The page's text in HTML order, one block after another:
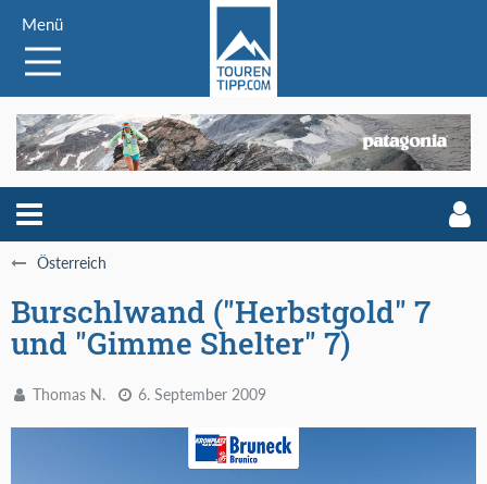
Menü
Österreich
Burschlwand ("Herbstgold" 7
und "Gimme Shelter" 7)
Thomas N. 6. September 2009